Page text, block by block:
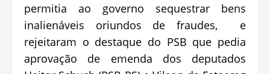
permitia ao governo sequestrar bens
inalienáveis oriundos de fraudes, e
rejeitaram o destaque do PSB que pedia
aprovação de emenda dos deputados